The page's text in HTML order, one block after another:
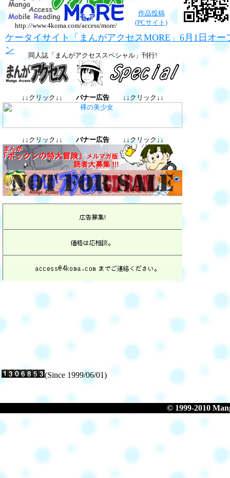
http://www.4koma.com/access/more/
作品投稿
(PCサイト)
ケータイサイト「まんがアクセスMORE」6月1日オー
ン
同人誌「まんがアクセススペシャル」刊行!
↓↓クリック↓↓ バナー広告↓↓クリック↓↓
↓↓クリック↓↓ バナー広告↓↓クリック↓↓
(Since 1999/06/01)
© 1999-2010